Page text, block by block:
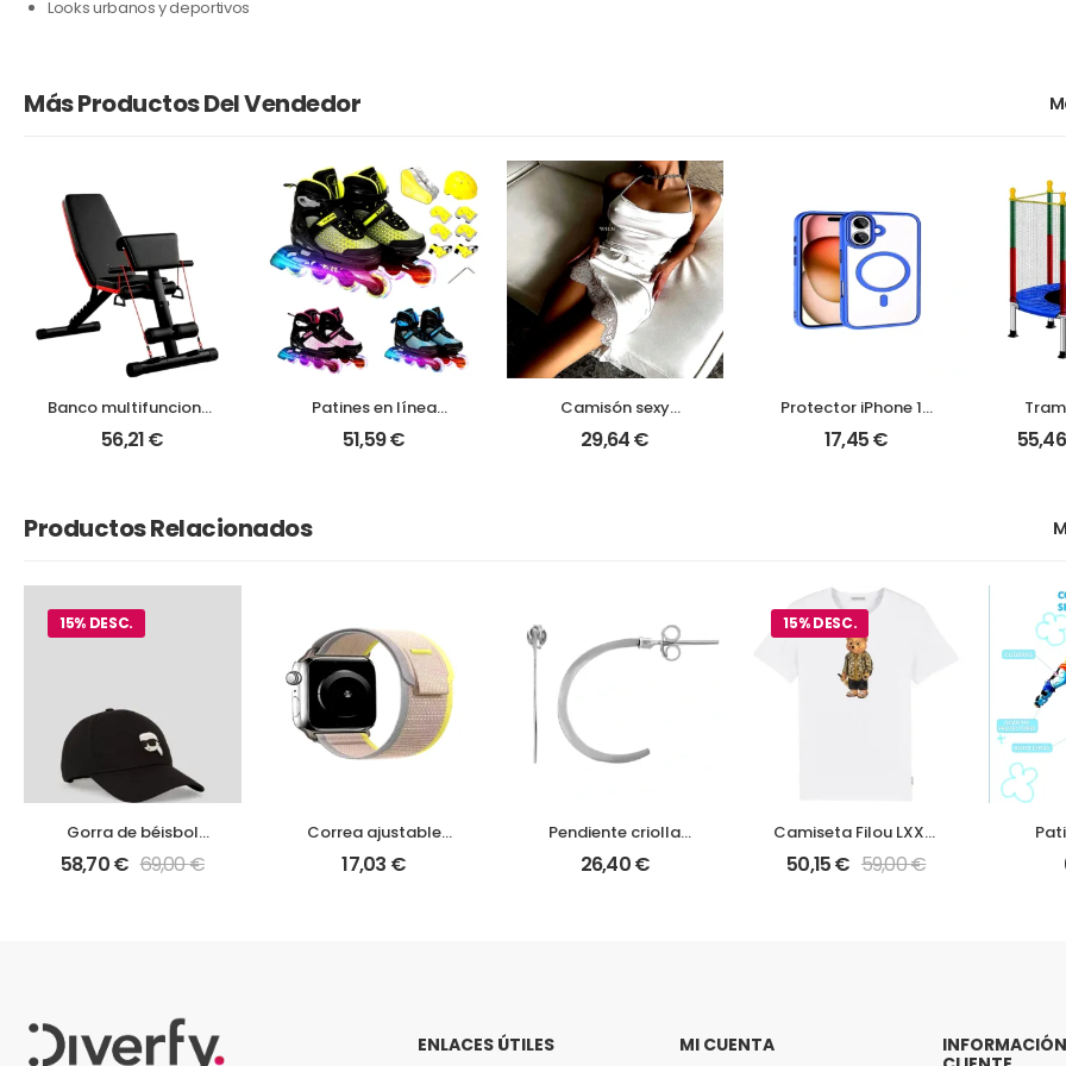
Looks urbanos y deportivos
Más Productos Del Vendedor
Banco multifuncional
| Abdominales y
supino para
56,21€
Patines en línea
ajustables | 3 tallas +
ruedas luminosas
51,59€
Camisón sexy
Paradoxa | Elegancia
y sensualidad para
29,64€
Protector iPhone 16
Plus Chrome
MagSafe TPU rígido
17,45€
para
55,46
Productos Relacionados
15% DESC.
Gorra de béisbol
K/Ionik: Karl
Lagerfeld
58,70€ 69,00€
Correa ajustable
velcro para Apple
Watch 9 45mm
17,03 €
Pendiente criolla
plata 925 Gloria
Mago
26,40€
15% DESC.
Camiseta Filou LXXXI
| Baron Filou
50,15€ 59,00€
ENLACES ÚTILES MI CUENTA